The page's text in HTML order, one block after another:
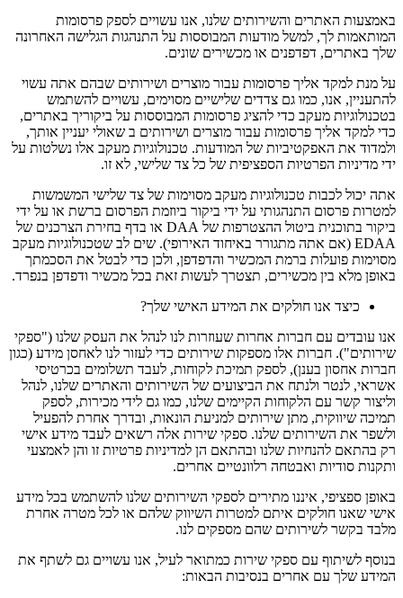
באמצעות האתרים והשירותים שלנו, אנו עשויים לספק פרסומות
המותאמות לך, למשל מודעות המבוססות על התנהגות הגלישה האחרונה
שלך באתרים, דפדפנים או מכשירים שונים.
על מנת למקד אליך פרסומות עבור מוצרים ושירותים שבהם אתה עשוי
להתעניין, אנו, כמו גם צדדים שלישיים מסוימים, עשויים להשתמש
בטכנולוגיות מעקב כדי להציג פרסומות המבוססות על ביקוריך באתרים,
כדי למקד אליך פרסומות עבור מוצרים ושירותים ב שאולי יעניין אותך,
ולמדוד את האפקטיביות של המודעות. טכנולוגיות מעקב אלו נשלטות על
ידי מדיניות הפרטיות הספציפית של כל צד שלישי, לא זו.
אתה יכול לכבות טכנולוגיות מעקב מסוימות של צד שלישי המשמשות
למטרות פרסום התנהגותי על ידי ביקור ביוזמת הפרסום ברשת או על ידי
ביקור בתוכנית ביטול ההצטרפות של DAA או בדף בחירת הצרכנים של
EDAA (אם אתה מתגורר באיחוד האירופי). שים לב שטכנולוגיות מעקב
מסוימות פועלות ברמת המכשיר והדפדפן, ולכן כדי לבטל את הסכמתך
באופן מלא בין מכשירים, תצטרך לעשות זאת בכל מכשיר ודפדפן בנפרד.
כיצד אנו חולקים את המידע האישי שלך?
אנו עובדים עם חברות אחרות שעוזרות לנו לנהל את העסק שלנו ("ספקי
שירותים"). חברות אלו מספקות שירותים כדי לעזור לנו לאחסן מידע (כגון
חברות אחסון בענן), לספק תמיכת לקוחות, לעבד תשלומים בכרטיסי
אשראי, לנטר ולנתח את הביצועים של השירותים והאתרים שלנו, לנהל
וליצור קשר עם הלקוחות הקיימים שלנו, כמו גם לידי מכירות, לספק
תמיכה שיווקית, מתן שירותים למניעת הונאות, ובדרך אחרת להפעיל
ולשפר את השירותים שלנו. ספקי שירות אלה רשאים לעבד מידע אישי
רק בהתאם להנחיות שלנו ובהתאם הן למדיניות פרטיות זו והן לאמצעי
ותקנות סודיות ואבטחה רלוונטיים אחרים.
באופן ספציפי, איננו מתירים לספקי השירותים שלנו להשתמש בכל מידע
אישי שאנו חולקים איתם למטרות השיווק שלהם או לכל מטרה אחרת
מלבד בקשר לשירותים שהם מספקים לנו.
בנוסף לשיתוף עם ספקי שירות כמתואר לעיל, אנו עשויים גם לשתף את
המידע שלך עם אחרים בנסיבות הבאות: